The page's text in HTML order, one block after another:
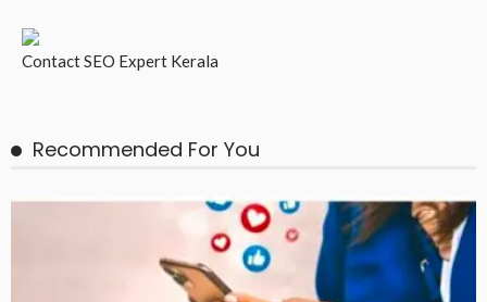
ContactSEO Expert Kerala
Recommended For You